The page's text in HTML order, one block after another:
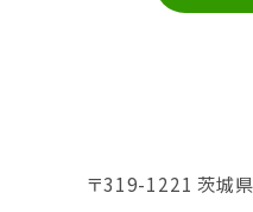
〒319-1221 茨城